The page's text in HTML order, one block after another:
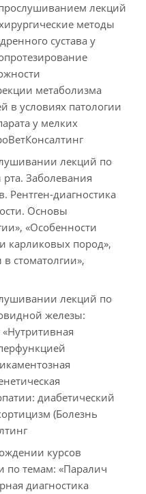
лекций
методы
сустава у
метаболизма
в условиях патологии
у мелких
лекций по
Заболевания
Рентген-диагностика
Основы
«Особенности
карликовых пород»,
в стоматолгии»,
лекций по
железы:
«Нутритивная
диабетический
(Болезнь
курсов
темам: «Паралич
диагностика